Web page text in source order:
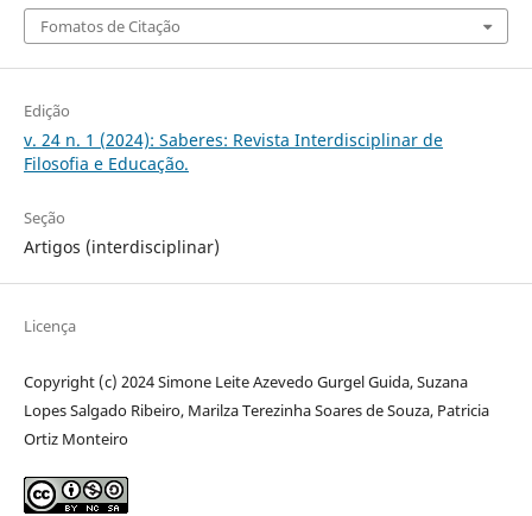
Fomatos de Citação
Edição
v. 24 n. 1 (2024): Saberes: Revista Interdisciplinar de
Filosofia e Educação.
Seção
Artigos (interdisciplinar)
Licença
Copyright (c) 2024 Simone Leite Azevedo Gurgel Guida, Suzana
Lopes Salgado Ribeiro, Marilza Terezinha Soares de Souza, Patricia
Ortiz Monteiro